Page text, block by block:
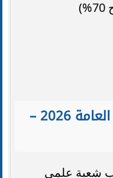
جدول امتحانات الثانوية العامة 2026 –
شعبة علمي